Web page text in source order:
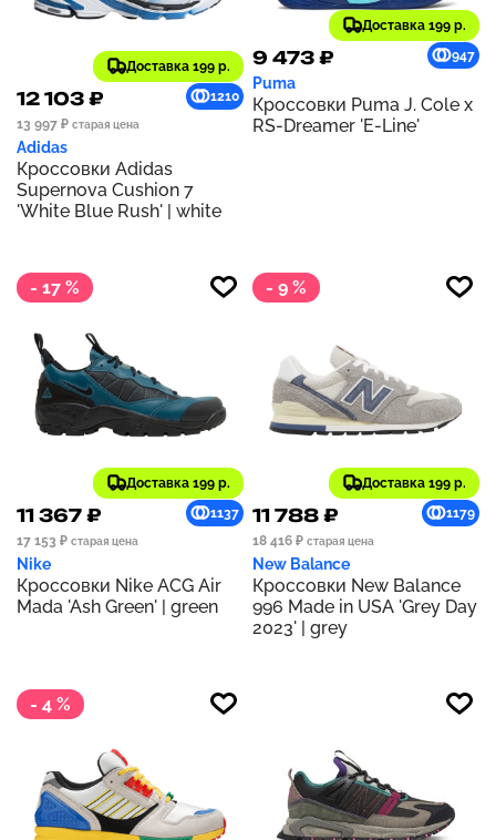
Доставка 199 р.
12 103 ₽
1210
13 997 ₽ старая цена
Adidas
Кроссовки Adidas
Supernova Cushion 7
'White Blue Rush' | white
Доставка 199 р.
9 473 ₽ 947
Puma
Кроссовки Puma J. Cole x
RS-Dreamer 'E-Line'
- 17 %
Доставка 199 р.
11 367 ₽
1137
17 153 ₽ старая цена
Nike
Кроссовки Nike ACG Air
Mada 'Ash Green' | green
- 9 %
Доставка 199 р.
11 788 ₽
1179
18 416 ₽ старая цена
New Balance
Кроссовки New Balance
996 Made in USA 'Grey Day
2023' | grey
- 4 %